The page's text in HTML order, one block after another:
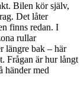
Bilen kör själv,
Det låter
finns redan. I
rullar
längre bak – här
Frågan är hur långt
händer med